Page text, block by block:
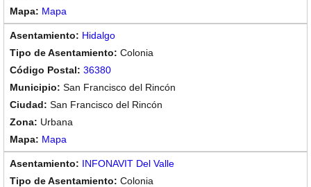
Mapa
Hidalgo
Colonia
36380
San Francisco del Rincón
San Francisco del Rincón
Urbana
Mapa
INFONAVIT Del Valle
Colonia